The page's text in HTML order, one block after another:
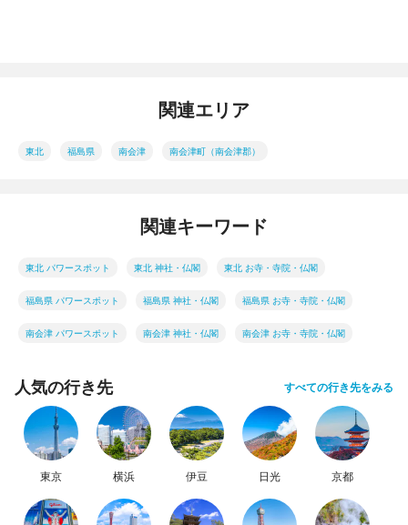
関連エリア
東北 福島県 南会津 南会津町（南会津郡）
関連キーワード
東北 パワースポット 東北 神社・仏閣 東北 お寺・寺院・仏閣
福島県 パワースポット 福島県 神社・仏閣 福島県 お寺・寺院・仏閣
南会津 パワースポット 南会津 神社・仏閣 南会津 お寺・寺院・仏閣
人気の行き先 すべての行き先をみる
東京 横浜 伊豆 日光 京都